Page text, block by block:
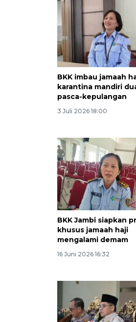
BKK imbau jamaah
karantina mandiri
pasca-kepulangan
3 Juli 2026 18:00
BKK Jambi siapkan
khusus jamaah haji
mengalami demam
16 Juni 2026 16:32